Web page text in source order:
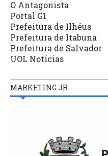
O Antagonista
Portal G1
Prefeitura de Ilhéus
Prefeitura de Itabuna
Prefeitura de Salvador
UOL Notícias
MARKETING JR